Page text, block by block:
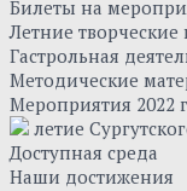
Билеты на
Летние
Гастрольная
Методические
Мероприятия 2022
летие
Доступная среда
Наши достижения